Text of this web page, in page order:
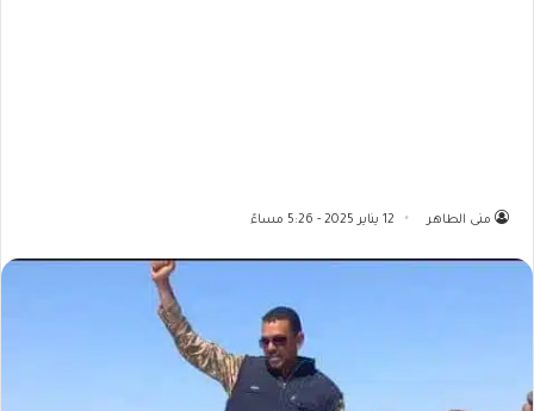
منى الطاهر 12 يناير 2025 - 5:26 مساءً